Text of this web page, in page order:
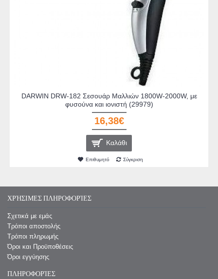
DARWIN DRW-182 Σεσουάρ Μαλλιών 1800W-2000W, με
φυσούνα και ιονιστή (29979)
16,38€
Καλάθι
Επιθυμητό Σύγκριση
ΧΡΉΣΙΜΕΣ ΠΛΗΡΟΦΟΡΊΕΣ
Σχετικά με εμάς
Τρόποι αποστολής
Τρόποι πληρωμής
Όροι και Προϋποθέσεις
Όροι εγγύησης
ΠΛΗΡΟΦΟΡΊΕΣ